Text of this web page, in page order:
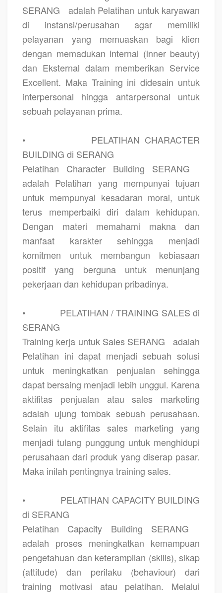
SERANG
adalah Pelatihan untuk karyawan
di instansi/perusahan agar memiliki
pelayanan yang memuaskan bagi klien
dengan memadukan internal (inner beauty)
dan Eksternal dalam memberikan Service
Excellent. Maka Training ini didesain untuk
interpersonal hingga antarpersonal untuk
sebuah pelayanan prima.
•
PELATIHAN CHARACTER
BUILDING di SERANG
Pelatihan Character Building SERANG
adalah Pelatihan yang mempunyai tujuan
untuk mempunyai kesadaran moral, untuk
terus memperbaiki diri dalam kehidupan.
Dengan materi memahami makna dan
manfaat karakter sehingga menjadi
komitmen untuk membangun kebiasaan
positif yang berguna untuk menunjang
pekerjaan dan kehidupan pribadinya.
•
PELATIHAN / TRAINING SALES di
SERANG
Training kerja untuk Sales SERANG
adalah
Pelatihan ini dapat menjadi sebuah solusi
untuk meningkatkan penjualan sehingga
dapat bersaing menjadi lebih unggul. Karena
aktifitas penjualan atau sales marketing
adalah ujung tombak sebuah perusahaan.
Selain itu aktifitas sales marketing yang
menjadi tulang punggung untuk menghidupi
perusahaan dari produk yang diserap pasar.
Maka inilah pentingnya training sales.
•
PELATIHAN CAPACITY BUILDING
di SERANG
Pelatihan Capacity Building SERANG
adalah proses meningkatkan kemampuan
pengetahuan dan keterampilan (skills), sikap
(attitude) dan perilaku (behaviour) dari
training motivasi atau pelatihan. Melalui